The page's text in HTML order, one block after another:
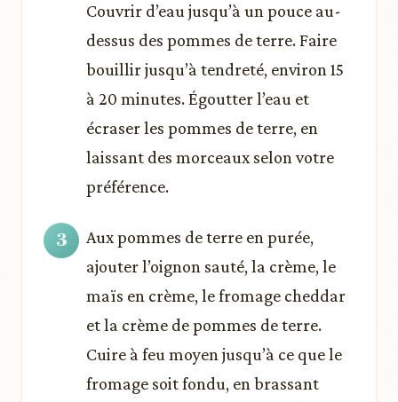
Couvrir d’eau jusqu’à un pouce au-
dessus des pommes de terre. Faire
bouillir jusqu’à tendreté, environ 15
à 20 minutes. Égoutter l’eau et
écraser les pommes de terre, en
laissant des morceaux selon votre
préférence.
Aux pommes de terre en purée,
ajouter l’oignon sauté, la crème, le
maïs en crème, le fromage cheddar
et la crème de pommes de terre.
Cuire à feu moyen jusqu’à ce que le
fromage soit fondu, en brassant